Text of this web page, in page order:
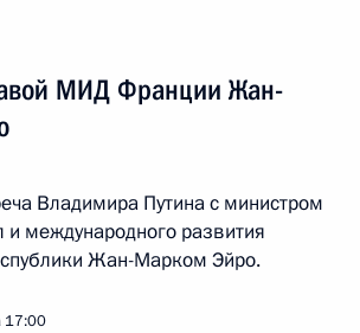
МИД Франции Жан-
Владимира Путина с министром
и международного развития
Жан-Марком Эйро.
17:00